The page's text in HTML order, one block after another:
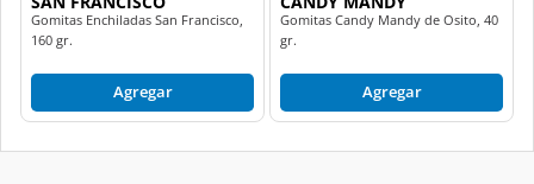
Gomitas Enchiladas San Francisco,
160 gr.
Agregar
Gomitas Candy Mandy de Osito, 40
gr.
Agregar